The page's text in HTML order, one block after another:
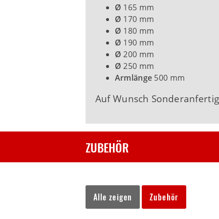
Ø 165 mm
Ø 170 mm
Ø 180 mm
Ø 190 mm
Ø 200 mm
Ø 250 mm
Armlänge 500 mm
Auf Wunsch
ZUBEHÖR
Alle zeigen Zubehör